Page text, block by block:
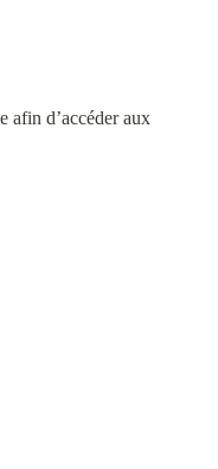
afin d’accéder aux